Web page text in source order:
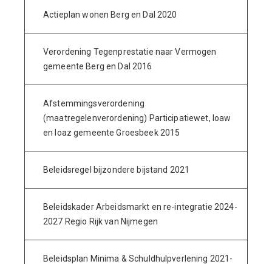
Actieplan wonen Berg en Dal 2020
Verordening Tegenprestatie naar Vermogen
gemeente Berg en Dal 2016
Afstemmingsverordening
(maatregelenverordening) Participatiewet, Ioaw
en Ioaz gemeente Groesbeek 2015
Beleidsregel bijzondere bijstand 2021
Beleidskader Arbeidsmarkt en re-integratie 2024-
2027 Regio Rijk van Nijmegen
Beleidsplan Minima & Schuldhulpverlening 2021-